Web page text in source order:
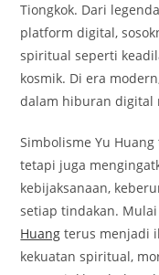
Tiongkok. Dari
platform digital,
spiritual seperti
kosmik. Di era
dalam hiburan digital
Simbolisme Yu
tetapi juga
kebijaksanaan,
setiap tindakan.
Huang terus menjadi
kekuatan spiritual,